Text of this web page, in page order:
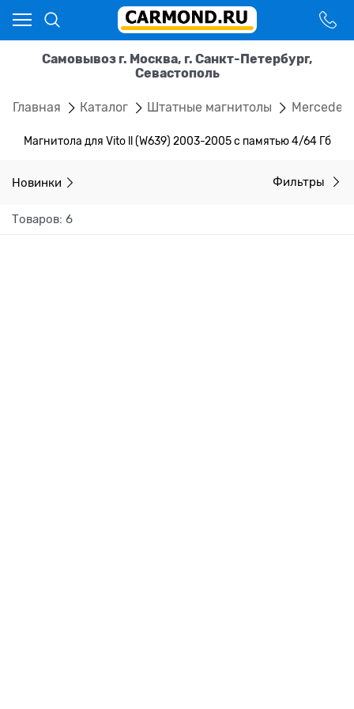
Самовывоз г. Москва, г. Санкт-Петербург,
Севастополь
Главная Каталог Штатные магнитолы Mercedes
Магнитола для Vito ll (W639) 2003-2005 с памятью 4/64 Гб
Новинки Фильтры
Товаров: 6